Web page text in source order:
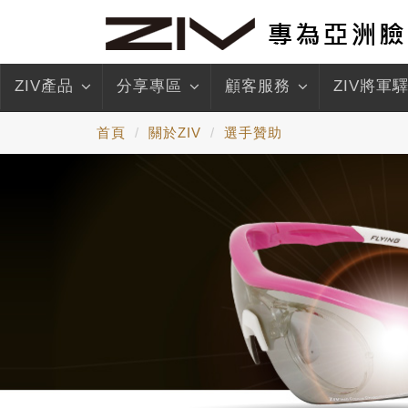
ZIV產品 分享專區 顧客服務 ZIV將軍
首頁 關於ZIV 選手贊助